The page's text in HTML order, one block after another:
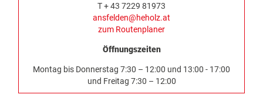
T + 43 7229 81973
ansfelden@heholz.at
zum Routenplaner
Öffnungszeiten
Montag bis Donnerstag 7:30 – 12:00 und 13:00 - 17:00
und Freitag 7:30 – 12:00